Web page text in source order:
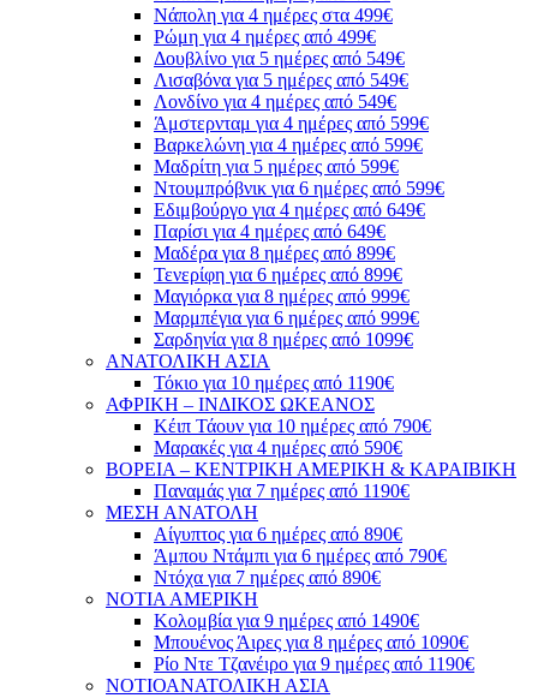
Νάπολη για 4 ημέρες στα 499€
Ρώμη για 4 ημέρες από 499€
Δουβλίνο για 5 ημέρες από 549€
Λισαβόνα για 5 ημέρες από 549€
Λονδίνο για 4 ημέρες από 549€
Άμστερνταμ για 4 ημέρες από 599€
Βαρκελώνη για 4 ημέρες από 599€
Μαδρίτη για 5 ημέρες από 599€
Ντουμπρόβνικ για 6 ημέρες από 599€
Εδιμβούργο για 4 ημέρες από 649€
Παρίσι για 4 ημέρες από 649€
Μαδέρα για 8 ημέρες από 899€
Τενερίφη για 6 ημέρες από 899€
Μαγιόρκα για 8 ημέρες από 999€
Μαρμπέγια για 6 ημέρες από 999€
Σαρδηνία για 8 ημέρες από 1099€
ΑΝΑΤΟΛΙΚΗ ΑΣΙΑ
Τόκιο για 10 ημέρες από 1190€
ΑΦΡΙΚΗ – ΙΝΔΙΚΟΣ ΩΚΕΑΝΟΣ
Κέιπ Τάουν για 10 ημέρες από 790€
Μαρακές για 4 ημέρες από 590€
ΒΟΡΕΙΑ – ΚΕΝΤΡΙΚΗ ΑΜΕΡΙΚΗ & ΚΑΡΑΙΒΙΚΗ
Παναμάς για 7 ημέρες από 1190€
ΜΕΣΗ ΑΝΑΤΟΛΗ
Αίγυπτος για 6 ημέρες από 890€
Άμπου Ντάμπι για 6 ημέρες από 790€
Ντόχα για 7 ημέρες από 890€
ΝΟΤΙΑ ΑΜΕΡΙΚΗ
Κολομβία για 9 ημέρες από 1490€
Μπουένος Άιρες για 8 ημέρες από 1090€
Ρίο Ντε Τζανέιρο για 9 ημέρες από 1190€
ΝΟΤΙΟΑΝΑΤΟΛΙΚΗ ΑΣΙΑ